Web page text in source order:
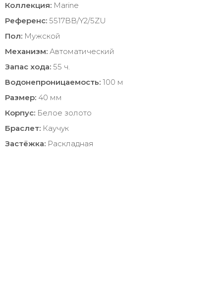
Коллекция: Marine
Референс: 5517BB/Y2/5ZU
Пол: Мужской
Механизм: Автоматический
Запас хода: 55 ч.
Водонепроницаемость: 100 м
Размер: 40 мм
Корпус: Белое золото
Браслет: Каучук
Застёжка: Раскладная